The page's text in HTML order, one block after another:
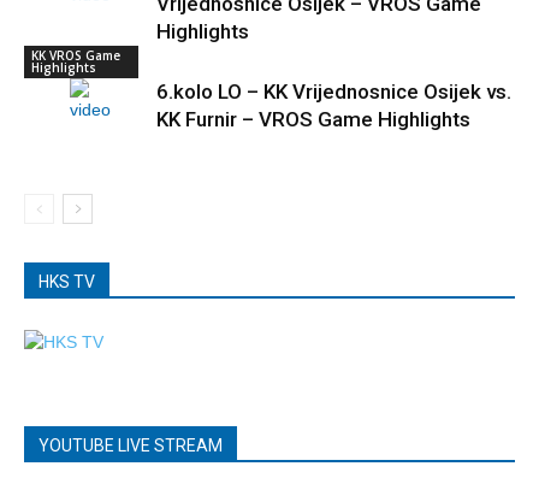
Highlights
KK VROS Game
Highlights
6.kolo LO – KK Vrijednosnice Osijek vs.
KK Furnir – VROS Game Highlights
HKS TV
YOUTUBE LIVE STREAM